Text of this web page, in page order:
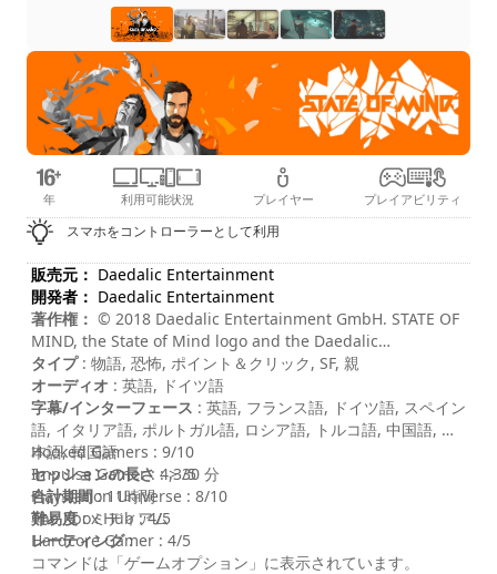
年 利用可能状況 プレイヤー プレイアビリティ
スマホをコントローラーとして利用
販売元： Daedalic Entertainment
開発者： Daedalic Entertainment
著作権： © 2018 Daedalic Entertainment GmbH. STATE OF
MIND, the State of Mind logo and the Daedalic
Entertainment logo are registered trademarks or
trademarks of Daedalic Entertainment GmbH. All other
trademarks are the property of their respective owners.
All rights reserved.
タイプ: 物語, 恐怖, ポイント＆クリック, SF, 親
オーディオ : 英語, ドイツ語
字幕/インターフェース : 英語, フランス語, ドイツ語, スペイン
語, イタリア語, ポルトガル語, ロシア語, トルコ語, 中国語, 日
本語, 韓国語
セッションの長さ : > 30 分
合計期間: 11時間
難易度: ミディアム
レーティング:
Hooked Gamers : 9/10
Impulse Gamer : 4,3/5
Playstation Universe : 8/10
The Xbox Hub : 4/5
Hardcore Gamer : 4/5
コマンドは「ゲームオプション」に表示されています。